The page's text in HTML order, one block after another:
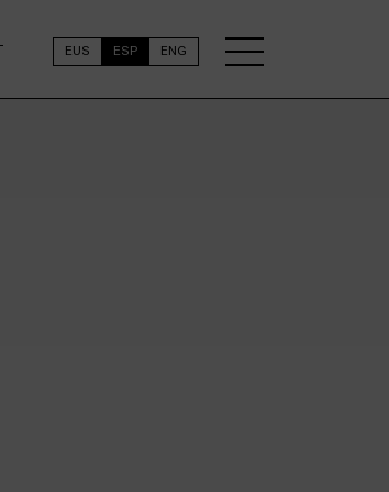
EUS ESP ENG